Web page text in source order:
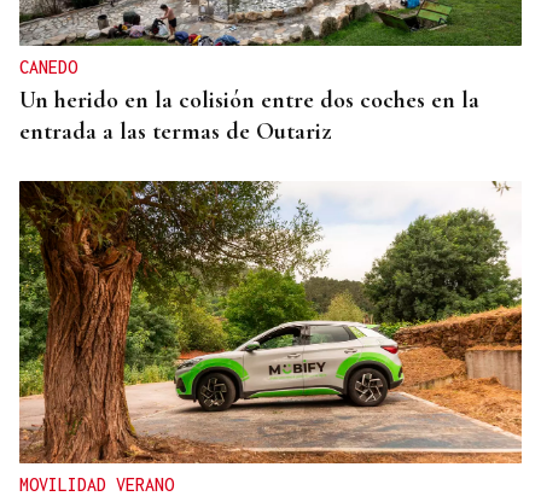
CANEDO
Un herido en la colisión entre dos coches en la
entrada a las termas de Outariz
MOVILIDAD VERANO